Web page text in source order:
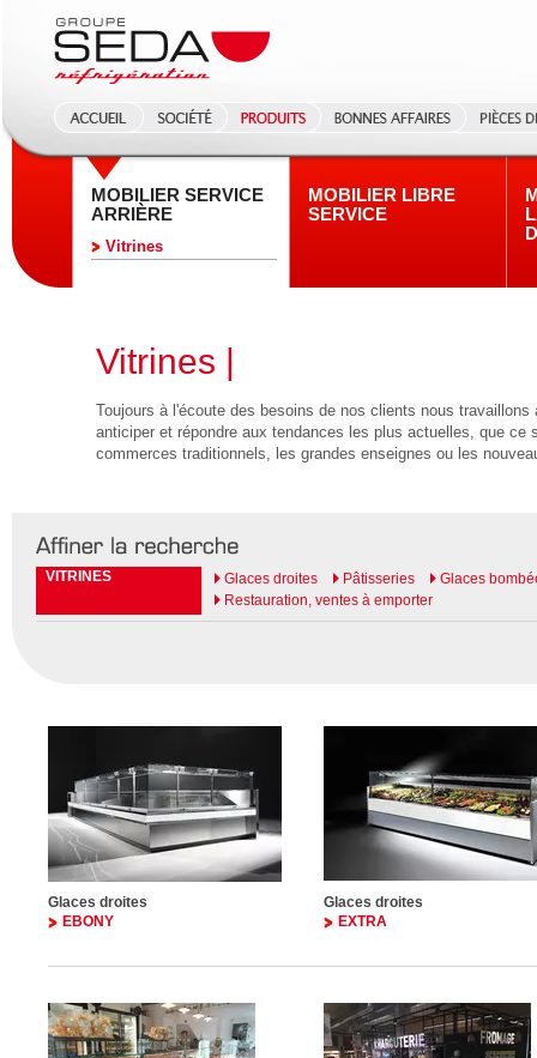
MOBILIER SERVICE
ARRIÈRE
Vitrines
MOBILIER LIBRE
SERVICE
Vitrines |
Toujours à l'écoute des besoins de nos clients nous
anticiper et répondre aux tendances les plus actuelles, que ce
commerces traditionnels, les grandes enseignes ou les
VITRINES Glaces droites Pâtisseries
Glaces
Restauration, ventes à emporter
Glaces droites
EBONY
Glaces droites
EXTRA